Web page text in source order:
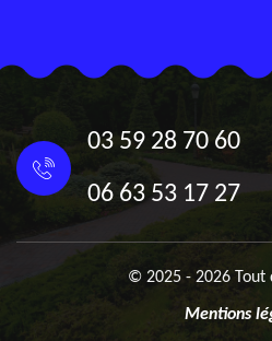
03 59 28 70 60
06 63 53 17 27
© 2025 - 2026 Tout
Mentions